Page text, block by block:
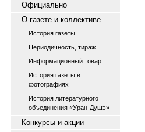
Официально
О газете и коллективе
История газеты
Периодичность, тираж
Информационный товар
История газеты в
фотографиях
История литературного
объединения «Уран-Душэ»
Конкурсы и акции